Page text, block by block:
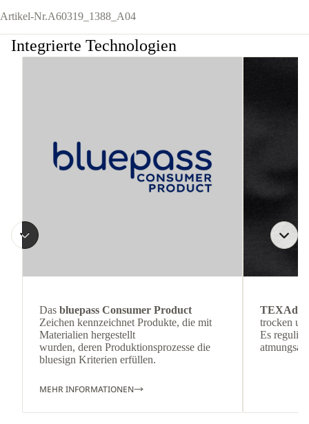
Artikel-Nr.A60319_1388_A04
Integrierte Technologien
Das bluepass Consumer Product
Zeichen kennzeichnet Produkte, die mit
Materialien hergestellt
wurden, deren Produktionsprozesse die
bluesign Kriterien erfüllen.
MEHR INFORMATIONEN
TEXAdri
trocken
Es